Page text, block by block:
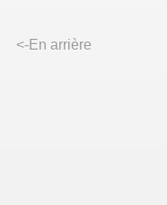
<-En arrière